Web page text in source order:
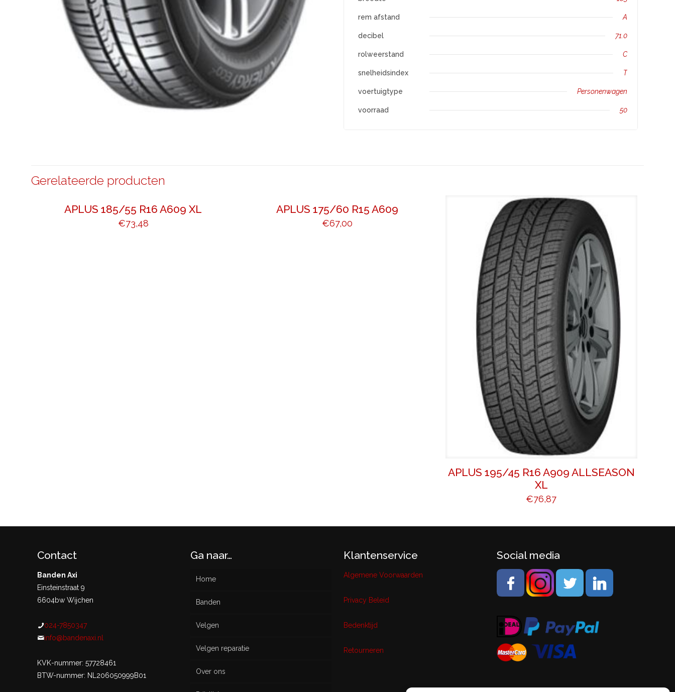
rem afstand A
decibel 71.0
rolweerstand C
snelheidsindex T
voertuigtype Personenwagen
voorraad 50
Gerelateerde producten
APLUS 185/55 R16 A609 XL
€73,48
APLUS 175/60 R15 A609
€67,00
APLUS 195/45 R16 A909 ALLSEASON
XL
€76,87
Contact
Banden Axi
Einsteinstraat 9
6604bw Wijchen
024-7850347
info@bandenaxi.nl
KVK-nummer: 57728461
BTW-nummer: NL206050999B01
Ga naar…
Home
Banden
Nieuw
Gebruikt
Velgen
Velgen reparatie
Over ons
Klantenservice
Algemene Voorwaarden
Privacy Beleid
Bedenktijd
Retourneren
Social media